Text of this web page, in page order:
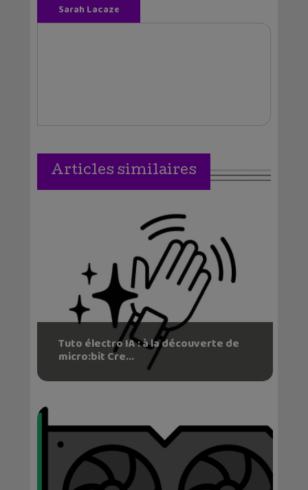
Sarah Lacaze
Articles similaires
Tuto électro IA : à la découverte de
micro:bit Cre...